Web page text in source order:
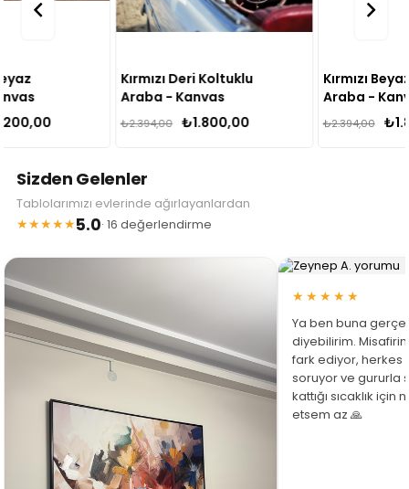
Kırmızı Deri Koltuklu
Araba - Kanvas
Tablo
₺1.800,00
₺2.394,00
Kırmızı Beyaz Klasik
Araba - Kanvas
Tablo
₺1.800,00
₺2.394,00
Sizden Gelenler
Tablolarımızı evlerinde ağırlayanlardan
★★★★★5.0· 16 değerlendirme
★★★★★
Ya ben buna
diyebilirim.
fark ediyor, herkes
soruyor ve gururla
kattığı sıcaklık
etsem az 🙏